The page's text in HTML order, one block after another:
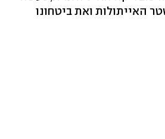
האייתולות ואת ביטחונו